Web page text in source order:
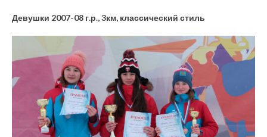
Девушки 2007-08 г.р., 3км, классический стиль